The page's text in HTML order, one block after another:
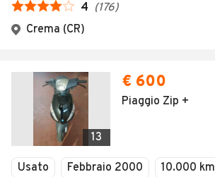
4 (176)
Crema (CR)
13
€ 600
Piaggio Zip +
Usato Febbraio 2000 10.000 km